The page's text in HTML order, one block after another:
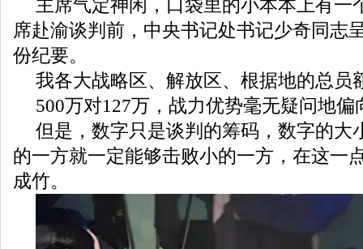
主席气定神闲，口袋里的小本本上有一
席赴渝谈判前，中央书记处书记少奇同志
份纪要。
我各大战略区、解放区、根据地的总员
500万对127万，战力优势毫无疑问地偏
但是，数字只是谈判的筹码，数字的大
的一方就一定能够击败小的一方，在这一
成竹。